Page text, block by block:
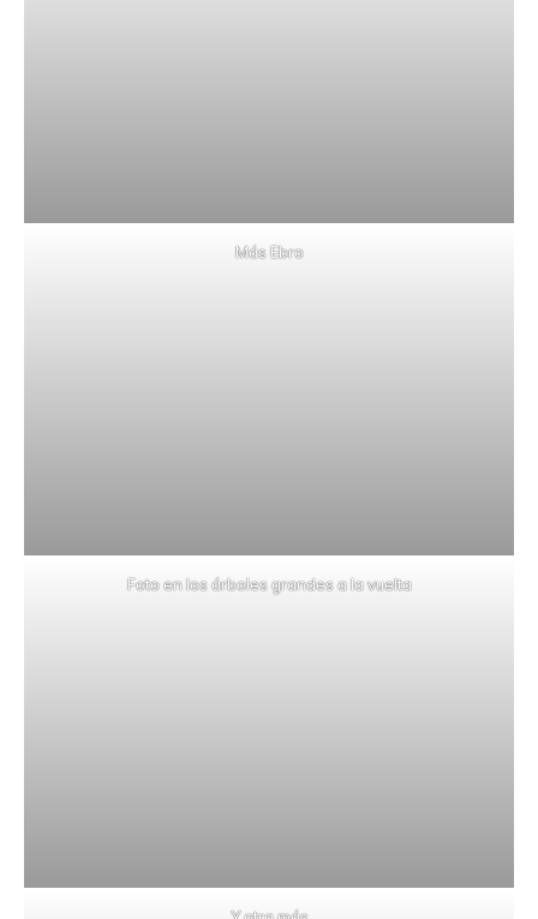
Más Ebro
Foto en los árboles grandes a la vuelta